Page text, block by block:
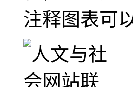
注释图表可